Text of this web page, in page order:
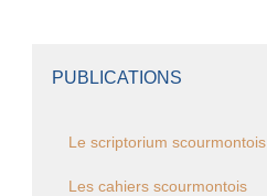
PUBLICATIONS
Le scriptorium scourmontois
Les cahiers scourmontois